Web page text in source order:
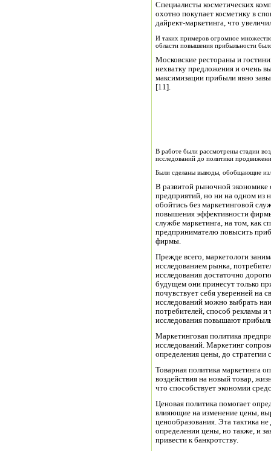
Специалисты косметических
охотно покупает косметику в
дайрект-маркетинга, что
И таких примеров огромное
области повышения прибыльности
Московские рестораны и
нехватку предложения и очень
максимизации прибыли явно
[11].
В работе были рассмотрены стадии
исследований до политики
Были сделаны выводы, обобщающие
В развитой рыночной экономике
предприятий, но ни на одном из
обойтись без маркетинговой
повышения эффективности
службе маркетинга, на том, как
предпринимателю повысить
фирмы.
Прежде всего, маркетологи
исследованием рынка,
исследования достаточно
будущем они принесут только
почувствует себя уверенней на
исследований можно выбрать
потребителей, способ рекламы и
исследования повышают
Маркетинговая политика
исследований. Маркетинг
определения цены, до стратегии
Товарная политика маркетинга
воздействия на новый товар,
что способствует экономии
Ценовая политика помогает
влияющие на изменение цены,
ценообразования. Эта тактика
определении цены, но также, и
привести к банкротству.